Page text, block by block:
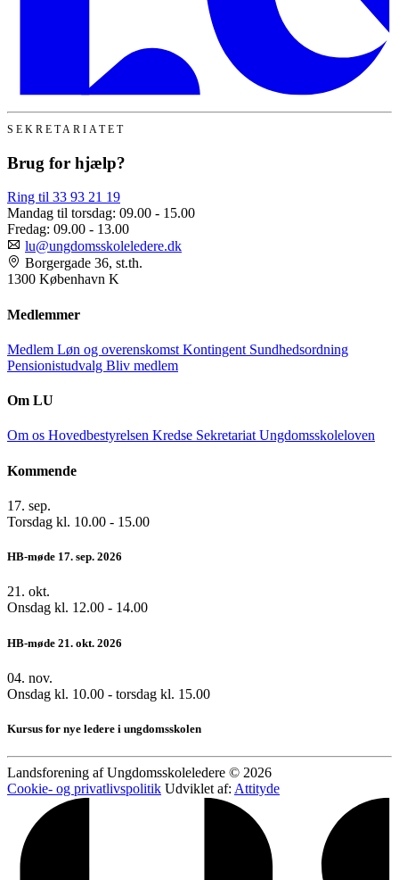
SEKRETARIATET
Brug for hjælp?
Ring til 33 93 21 19
Mandag til torsdag: 09.00 - 15.00
Fredag: 09.00 - 13.00
lu@ungdomsskoleledere.dk
Borgergade 36, st.th.
1300 København K
Medlemmer
Medlem Løn og overenskomst Kontingent Sundhedsordning
Pensionistudvalg Bliv medlem
Om LU
Om os Hovedbestyrelsen Kredse SekretariatUngdomsskoleloven
Kommende
17. sep.
Torsdag kl. 10.00 - 15.00
HB-møde 17. sep. 2026
21. okt.
Onsdag kl. 12.00 - 14.00
HB-møde 21. okt. 2026
04. nov.
Onsdag kl. 10.00 - torsdag kl. 15.00
Kursus for nye ledere i ungdomsskolen
Landsforening af Ungdomsskoleledere © 2026
Cookie- og privatlivspolitik Udviklet af: Attityde